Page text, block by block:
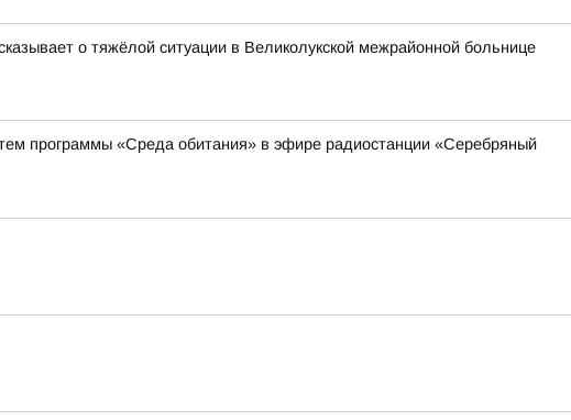
о тяжёлой ситуации в Великолукской межрайонной больнице
программы «Среда обитания» в эфире радиостанции «Серебряный